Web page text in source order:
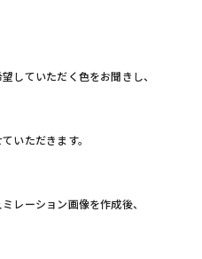
していただく色をお聞きし、
いただきます。
レーション画像を作成後、